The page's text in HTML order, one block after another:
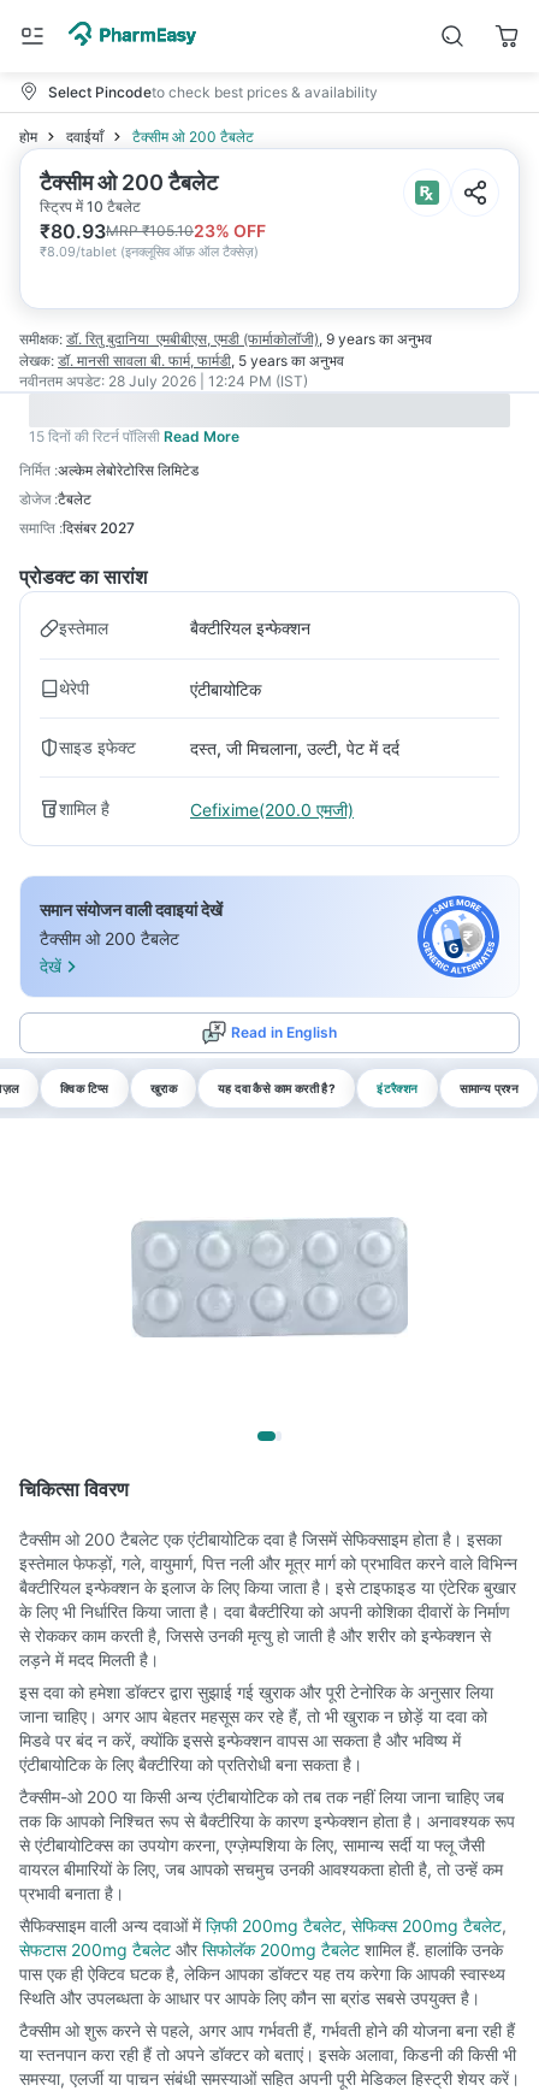
Select Pincodeto check best prices & availability
होम दवाईयाँ टैक्सीम ओ 200 टैबलेट
टैक्सीम ओ 200 टैबलेट
स्ट्रिप में 10 टैबलेट
₹80.93MRP₹105.1023% OFF
₹8.09/tablet (इनक्लूसिव ऑफ़ ऑल टैक्सेज़)
समीक्षक: डॉ. रितु बुदानिया एमबीबीएस, एमडी (फार्माकोलॉजी), 9 years का अनुभव
लेखक: डॉ. मानसी सावला बी. फार्म, फार्मडी, 5 years का अनुभव
नवीनतम अपडेट: 28 July 2026 | 12:24 PM (IST)
15 दिनों की रिटर्न पॉलिसी Read More
निर्मित :अल्केम लेबोरेटोरिस लिमिटेड
डोजेज :टैबलेट
समाप्ति :दिसंबर 2027
प्रोडक्ट का सारांश
इस्तेमाल बैक्टीरियल इन्फेक्शन
थेरेपी एंटीबायोटिक
साइड इफेक्ट दस्त, जी मिचलाना, उल्टी, पेट में दर्द
शामिल है Cefixime(200.0 एमजी)
समान संयोजन वाली दवाइयां देखें
टैक्सीम ओ 200 टैबलेट
देखें
Read in English
क्विक टिप्स खुराक यह दवा कैसे काम करती है? इंटरैक्शन सामान्य प्रश्न
चिकित्सा विवरण
टैक्सीम ओ 200 टैबलेट एक एंटीबायोटिक दवा है जिसमें सेफिक्साइम होता है। इसका
इस्तेमाल फेफड़ों, गले, वायुमार्ग, पित्त नली और मूत्र मार्ग को प्रभावित करने वाले विभिन्न
बैक्टीरियल इन्फेक्शन के इलाज के लिए किया जाता है। इसे टाइफाइड या एंटेरिक बुखार
के लिए भी निर्धारित किया जाता है। दवा बैक्टीरिया को अपनी कोशिका दीवारों के निर्माण
से रोककर काम करती है, जिससे उनकी मृत्यु हो जाती है और शरीर को इन्फेक्शन से
लड़ने में मदद मिलती है।
इस दवा को हमेशा डॉक्टर द्वारा सुझाई गई खुराक और पूरी टेनोरिक के अनुसार लिया
जाना चाहिए। अगर आप बेहतर महसूस कर रहे हैं, तो भी खुराक न छोड़ें या दवा को
मिडवे पर बंद न करें, क्योंकि इससे इन्फेक्शन वापस आ सकता है और भविष्य में
एंटीबायोटिक के लिए बैक्टीरिया को प्रतिरोधी बना सकता है।
टैक्सीम-ओ 200 या किसी अन्य एंटीबायोटिक को तब तक नहीं लिया जाना चाहिए जब
तक कि आपको निश्चित रूप से बैक्टीरिया के कारण इन्फेक्शन होता है। अनावश्यक रूप
से एंटीबायोटिक्स का उपयोग करना, एग्ज़ेम्पशिया के लिए, सामान्य सर्दी या फ्लू जैसी
वायरल बीमारियों के लिए, जब आपको सचमुच उनकी आवश्यकता होती है, तो उन्हें कम
प्रभावी बनाता है।
सैफिक्साइम वाली अन्य दवाओं मेंज़िफी 200mg टैबलेट, सेफिक्स 200mg टैबलेट,
सेफटास 200mg टैबलेट औरसिफोलॅक 200mg टैबलेट शामिल हैं. हालांकि उनके
पास एक ही ऐक्टिव घटक है, लेकिन आपका डॉक्टर यह तय करेगा कि आपकी स्वास्थ्य
स्थिति और उपलब्धता के आधार पर आपके लिए कौन सा ब्रांड सबसे उपयुक्त है।
टैक्सीम ओ शुरू करने से पहले, अगर आप गर्भवती हैं, गर्भवती होने की योजना बना रही हैं
या स्तनपान करा रही हैं तो अपने डॉक्टर को बताएं। इसके अलावा, किडनी की किसी भी
समस्या, एलर्जी या पाचन संबंधी समस्याओं सहित अपनी पूरी मेडिकल हिस्ट्री शेयर करें।